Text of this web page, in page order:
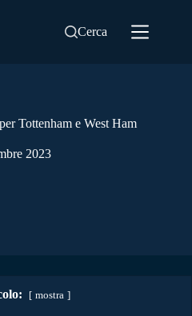
Cerca
Tottenham e West Ham
2023
mostra